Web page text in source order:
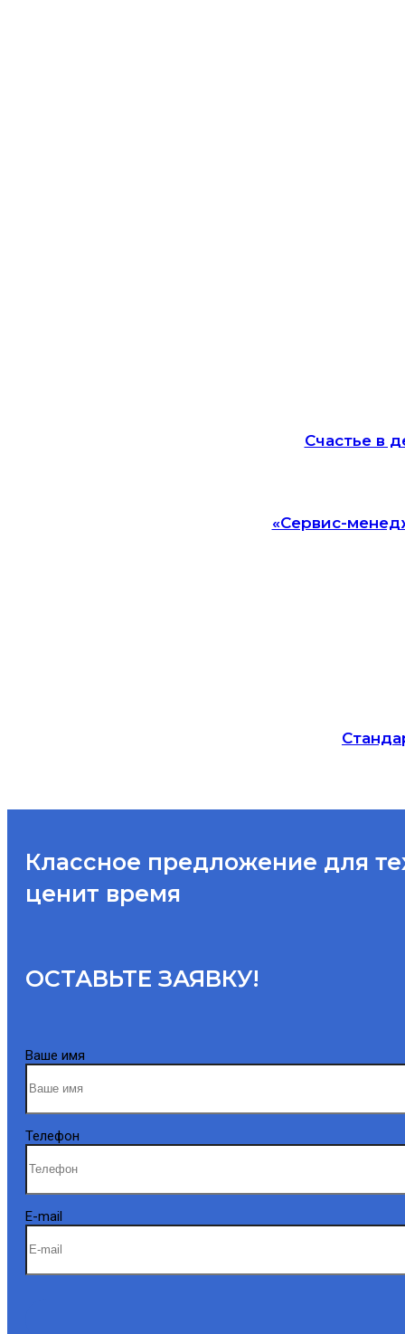
Счастье в
«Сервис-
Классное предложение для
ценит время
ОСТАВЬТЕ ЗАЯВКУ!
Ваше имя
Телефон
E-mail